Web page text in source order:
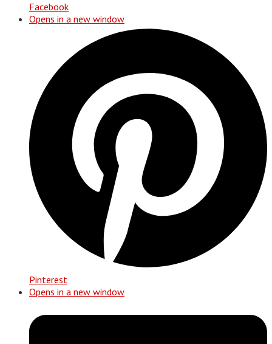
Facebook
Opens in a new window
Pinterest
Opens in a new window